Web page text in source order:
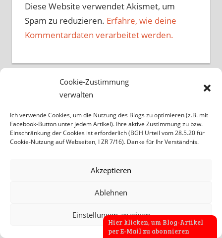
Cookie-Zustimmung
verwalten
Ich verwende Cookies, um die Nutzung des Blogs zu optimieren (z.B. mit
Facebook-Button unter jedem Artikel). Ihre aktive Zustimmung zu bzw.
Einschränkung der Cookies ist erforderlich (BGH Urteil vom 28.5.20 für
Cookie-Nutzung auf Webseiten, I ZR 7/16). Danke für Ihr Verständnis.
Akzeptieren
Ablehnen
Einstellungen anzeigen
Diese Website verwendet Akismet, um
Spam zu reduzieren. Erfahre, wie deine
Kommentardaten verarbeitet werden.
Hier klicken, um Blog-Artikel
per E-Mail zu abonnieren